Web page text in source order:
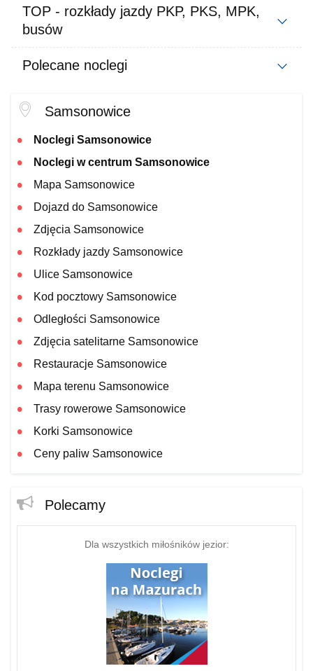
TOP - rozkłady jazdy PKP, PKS, MPK,
busów
Polecane noclegi
Samsonowice
Noclegi Samsonowice
Noclegi w centrum Samsonowice
Mapa Samsonowice
Dojazd do Samsonowice
Zdjęcia Samsonowice
Rozkłady jazdy Samsonowice
Ulice Samsonowice
Kod pocztowy Samsonowice
Odległości Samsonowice
Zdjęcia satelitarne Samsonowice
Restauracje Samsonowice
Mapa terenu Samsonowice
Trasy rowerowe Samsonowice
Korki Samsonowice
Ceny paliw Samsonowice
Polecamy
Dla wszystkich miłośników jezior: